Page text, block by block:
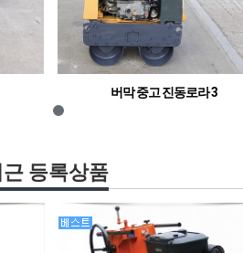
미카사 중고 진동로라 9
등록상품